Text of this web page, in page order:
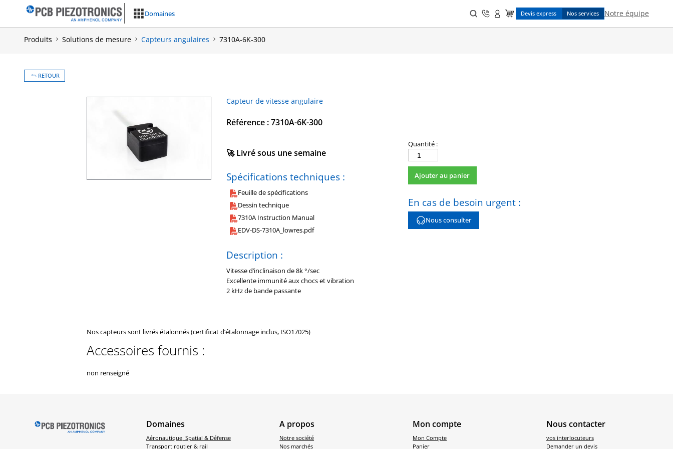
Domaines
Search
for:
Devis express Nos services Notre équipe
Produits Solutions de mesure Capteurs angulaires 7310A-6K-300
RETOUR
Capteur de vitesse angulaire
Référence : 7310A-6K-300
🚀 Livré sous une semaine
Spécifications techniques :
Feuille de spécifications
Dessin technique
7310A Instruction Manual
EDV-DS-7310A_lowres.pdf
Description :
Vitesse d’inclinaison de 8k °/sec
Excellente immunité aux chocs et vibration
2 kHz de bande passante
Quantité :
quantité
de
7310A-
300
Ajouter au panier
En cas de besoin urgent :
Nous consulter
Nos capteurs sont livrés étalonnés (certificat d’étalonnage inclus, ISO17025)
Accessoires fournis :
non renseigné
Domaines
Aéronautique, Spatial & Défense
Transport routier & rail
A propos
Notre société
Nos marchés
Mon compte
Mon Compte
Panier
Nous contacter
vos interlocuteurs
Demander un devis